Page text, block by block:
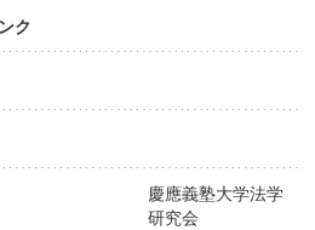
ク
慶應義塾大学法学
研究会